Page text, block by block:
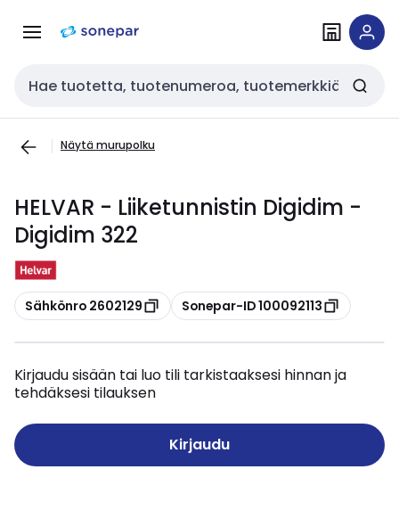
navigointiinsisältöön
Haku
Näytä murupolku
HELVAR - Liiketunnistin Digidim -
Digidim 322
Kopioi
Sähkönro 2602129 Kopioi
Sonepar-ID 100092113
Kirjaudu sisään tai luo tili tarkistaaksesi hinnan ja
tehdäksesi tilauksen
Kirjaudu